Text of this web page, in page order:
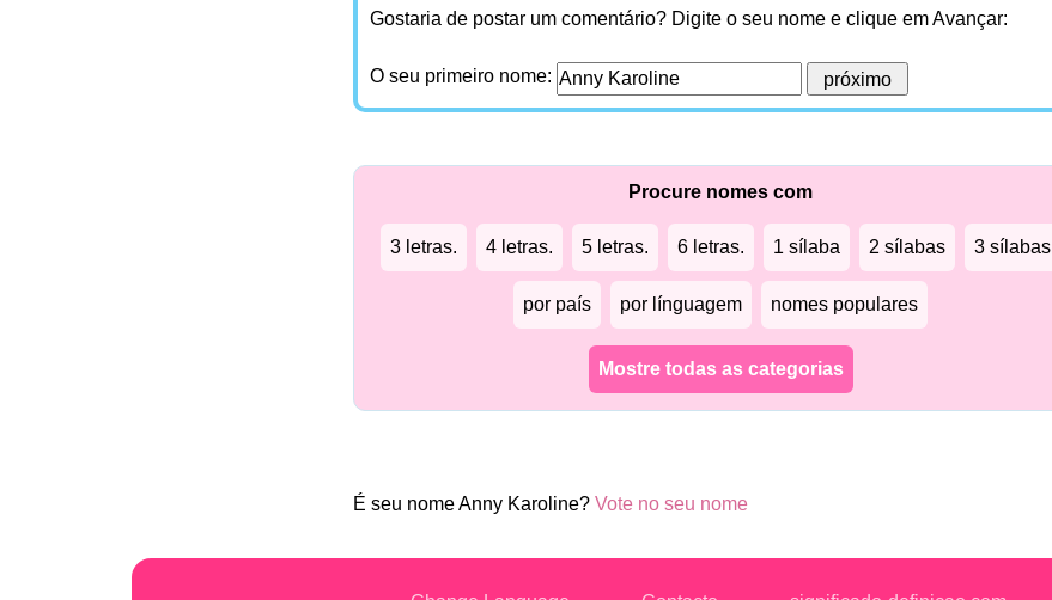
Gostaria de postar um comentário? Digite o seu nome e clique em Avançar:
O seu primeiro nome:
Procure nomes com
3 letras. 4 letras. 5 letras. 6 letras. 1 sílaba 2 sílabas 3 sílabas
por país por línguagem nomes populares
Mostre todas as categorias
É seu nome Anny Karoline? Vote no seu nome